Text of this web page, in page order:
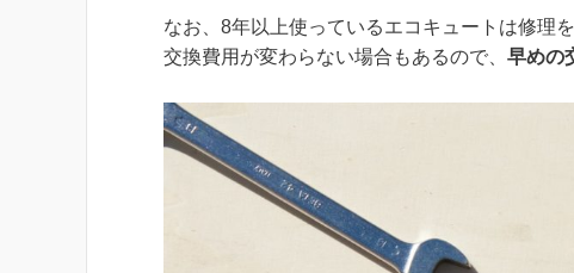
なお、8年以上使っているエコキュートは修理
交換費用が変わらない場合もあるので、 早めの